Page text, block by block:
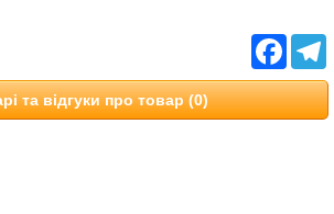
та відгуки про товар (0)